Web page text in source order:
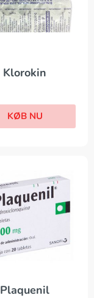
Klorokin
KØB NU
Plaquenil